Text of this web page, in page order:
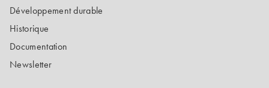
Développement durable
Historique
Documentation
Newsletter